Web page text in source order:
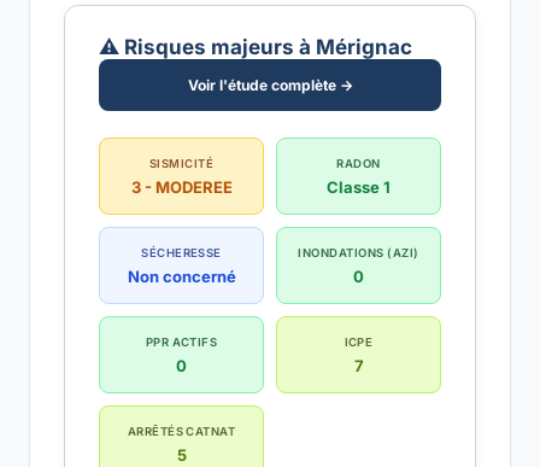
⚠️ Risques majeurs à Mérignac
Voir l'étude complète →
SISMICITÉ
3 - MODEREE
RADON
Classe 1
SÉCHERESSE
Non concerné
INONDATIONS (AZI)
0
PPR ACTIFS
0
ICPE
7
ARRÊTÉS CATNAT
5